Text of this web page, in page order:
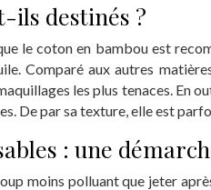
ils destinés ?
le coton en bambou est
Comparé aux autres
les plus tenaces. En
De par sa texture, elle est
: une
moins polluant que jeter